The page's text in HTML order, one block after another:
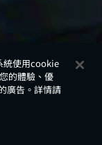
統使用cookie
的體驗、優
廣告。詳情請